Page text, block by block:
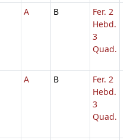
A B
Fer. 2
Hebd.
3
Quad.
A B
Fer. 2
Hebd.
3
Quad.